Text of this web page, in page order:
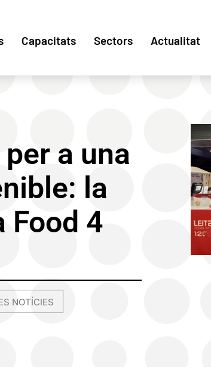
Capacitats Sectors Actualitat
a una
la
Food 4
NOTÍCIES